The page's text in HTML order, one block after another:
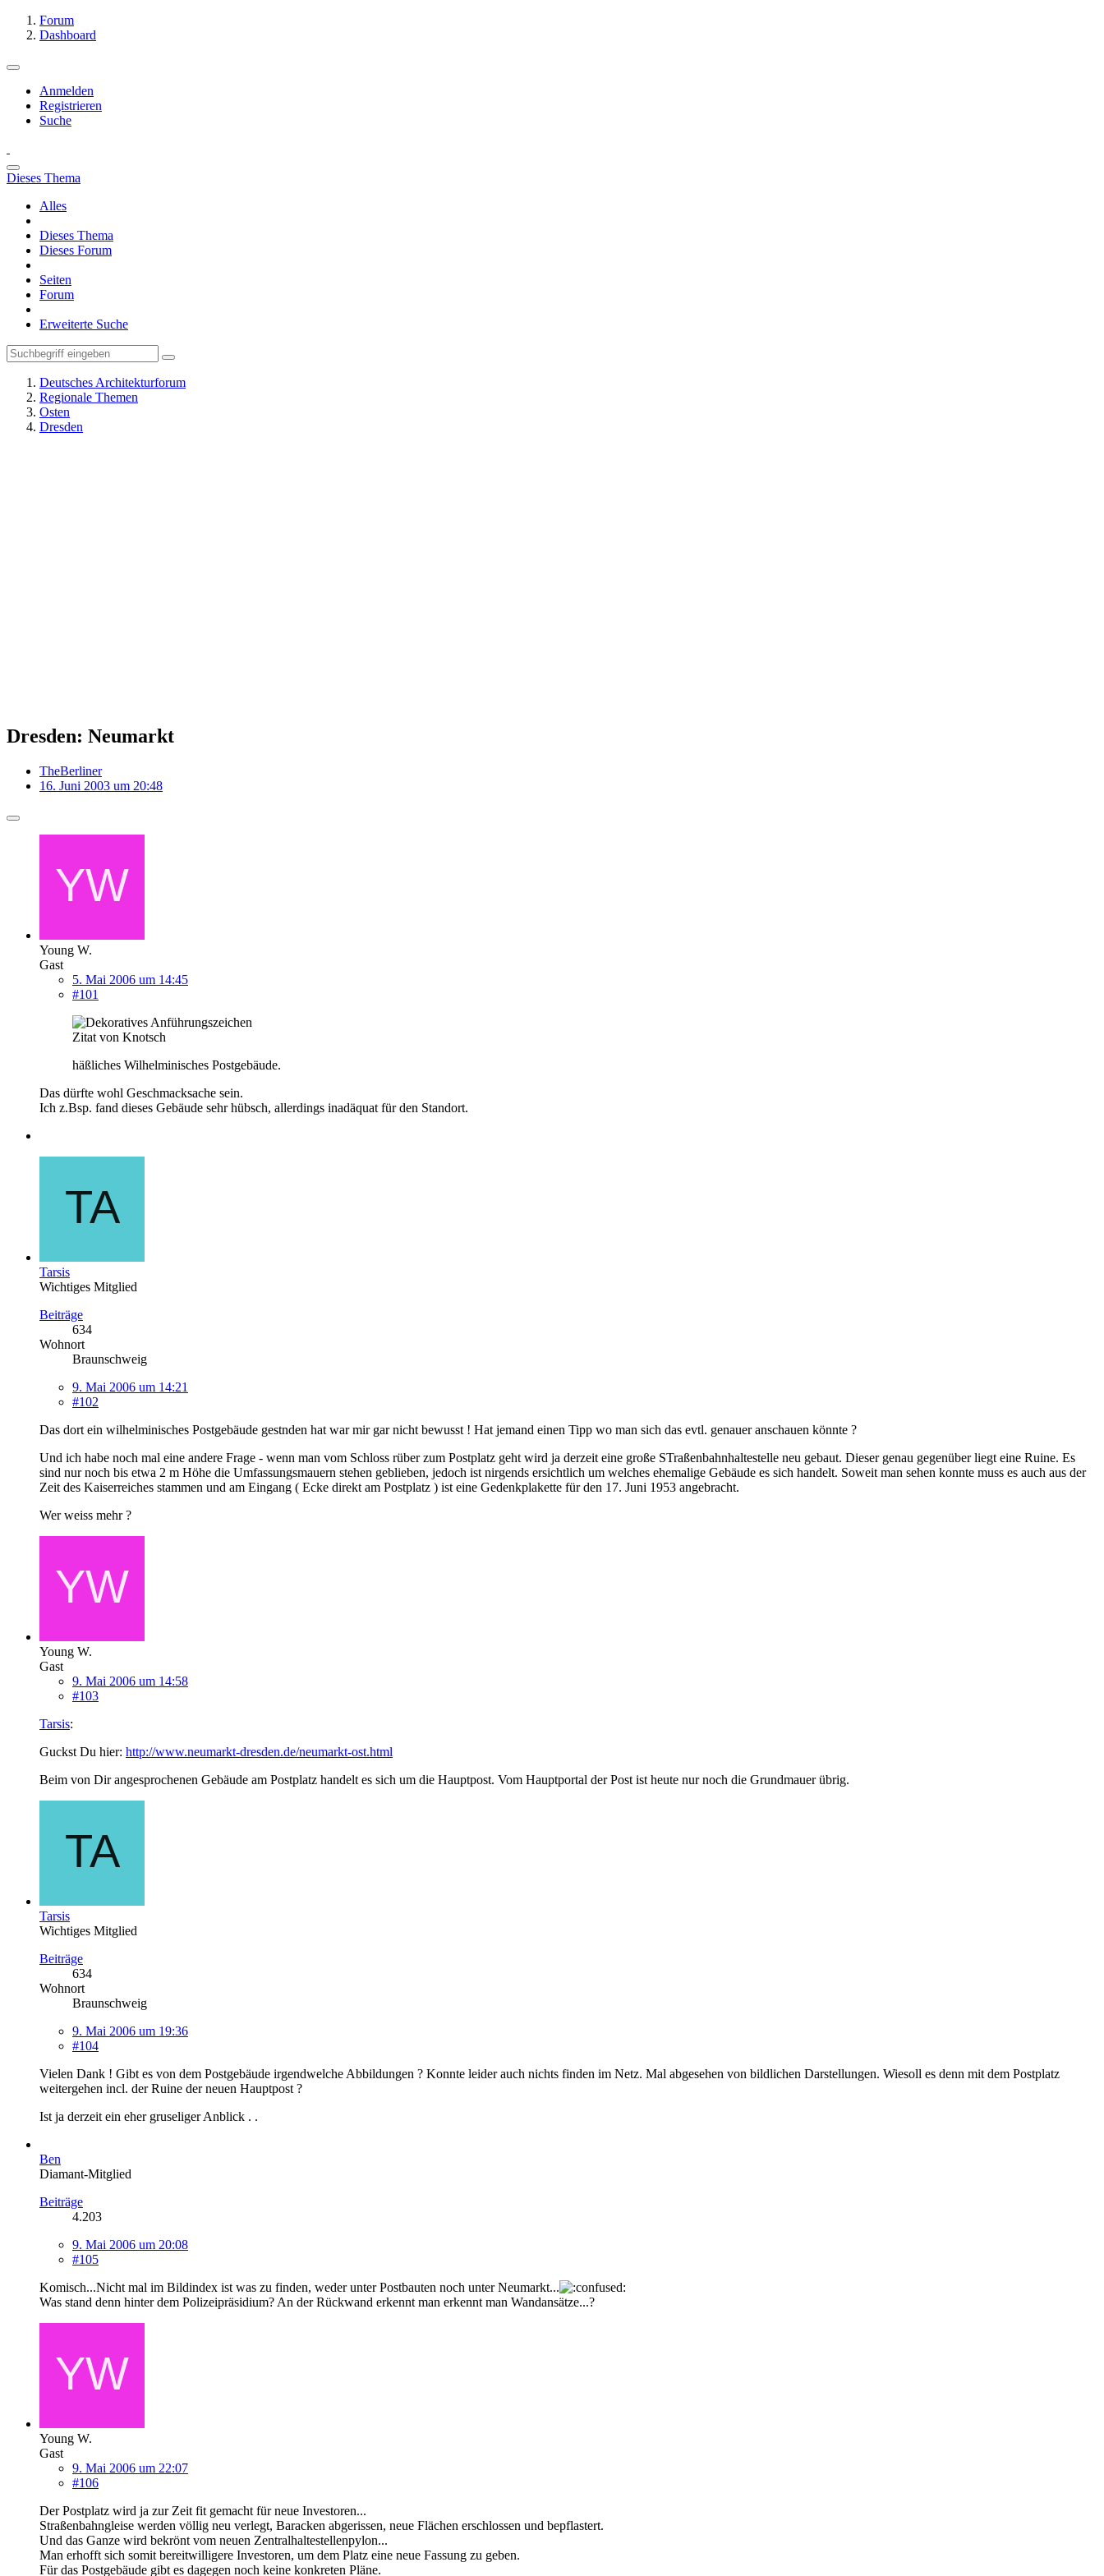
Forum
Dashboard
Anmelden
Registrieren
Suche
Dieses Thema
Alles
Dieses Thema
Dieses Forum
Seiten
Forum
Erweiterte Suche
Deutsches Architekturforum
Regionale Themen
Osten
Dresden
Dresden: Neumarkt
TheBerliner
16. Juni 2003 um 20:48
Young W.
Gast
5. Mai 2006 um 14:45
#101
Zitat von Knotsch
häßliches Wilhelminisches Postgebäude.
Das dürfte wohl Geschmacksache sein.
Ich z.Bsp. fand dieses Gebäude sehr hübsch, allerdings inadäquat für den Standort.
Tarsis
Wichtiges Mitglied
Beiträge
634
Wohnort
Braunschweig
9. Mai 2006 um 14:21
#102
Das dort ein wilhelminisches Postgebäude gestnden hat war mir gar nicht bewusst ! Hat jemand einen Tipp wo man sich das evtl. genauer anschauen könnte ?
Und ich habe noch mal eine andere Frage - wenn man vom Schloss rüber zum Postplatz geht wird ja derzeit eine große STraßenbahnhaltestelle neu gebaut. Dieser genau gegenüber liegt eine Ruine. Es
sind nur noch bis etwa 2 m Höhe die Umfassungsmauern stehen geblieben, jedoch ist nirgends ersichtlich um welches ehemalige Gebäude es sich handelt. Soweit man sehen konnte muss es auch aus der
Zeit des Kaiserreiches stammen und am Eingang ( Ecke direkt am Postplatz ) ist eine Gedenkplakette für den 17. Juni 1953 angebracht.
Wer weiss mehr ?
Young W.
Gast
9. Mai 2006 um 14:58
#103
Tarsis:
Guckst Du hier: http://www.neumarkt-dresden.de/neumarkt-ost.html
Beim von Dir angesprochenen Gebäude am Postplatz handelt es sich um die Hauptpost. Vom Hauptportal der Post ist heute nur noch die Grundmauer übrig.
Tarsis
Wichtiges Mitglied
Beiträge
634
Wohnort
Braunschweig
9. Mai 2006 um 19:36
#104
Vielen Dank ! Gibt es von dem Postgebäude irgendwelche Abbildungen ? Konnte leider auch nichts finden im Netz. Mal abgesehen von bildlichen Darstellungen. Wiesoll es denn mit dem Postplatz
weitergehen incl. der Ruine der neuen Hauptpost ?
Ist ja derzeit ein eher gruseliger Anblick . .
Ben
Diamant-Mitglied
Beiträge
4.203
9. Mai 2006 um 20:08
#105
Komisch...Nicht mal im Bildindex ist was zu finden, weder unter Postbauten noch unter Neumarkt...
Was stand denn hinter dem Polizeipräsidium? An der Rückwand erkennt man erkennt man Wandansätze...?
Young W.
Gast
9. Mai 2006 um 22:07
#106
Der Postplatz wird ja zur Zeit fit gemacht für neue Investoren...
Straßenbahngleise werden völlig neu verlegt, Baracken abgerissen, neue Flächen erschlossen und bepflastert.
Und das Ganze wird bekrönt vom neuen Zentralhaltestellenpylon...
Man erhofft sich somit bereitwilligere Investoren, um dem Platz eine neue Fassung zu geben.
Für das Postgebäude gibt es dagegen noch keine konkreten Pläne.